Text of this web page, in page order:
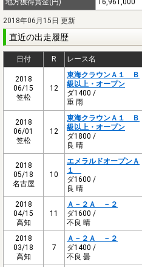
2018年06月15日 更新
直近の出走履歴
日付 R レース名
2018
06/15
笠松
12
東海クラウンＡ１ Ｂ
級以上・オープン
ダ1400 /
重 雨
2018
06/01
笠松
12
東海クラウンＡ１ Ｂ
級以上・オープン
ダ1800 /
良 晴
2018
05/18
名古屋
10
エメラルドオープンＡ
１
ダ1600 /
良 晴
2018
04/15
高知
11
Ａ－２Ａ －２
ダ1600 /
不良 晴
2018
03/18
高知
7
Ａ－２Ａ －２
ダ1400 /
不良 曇